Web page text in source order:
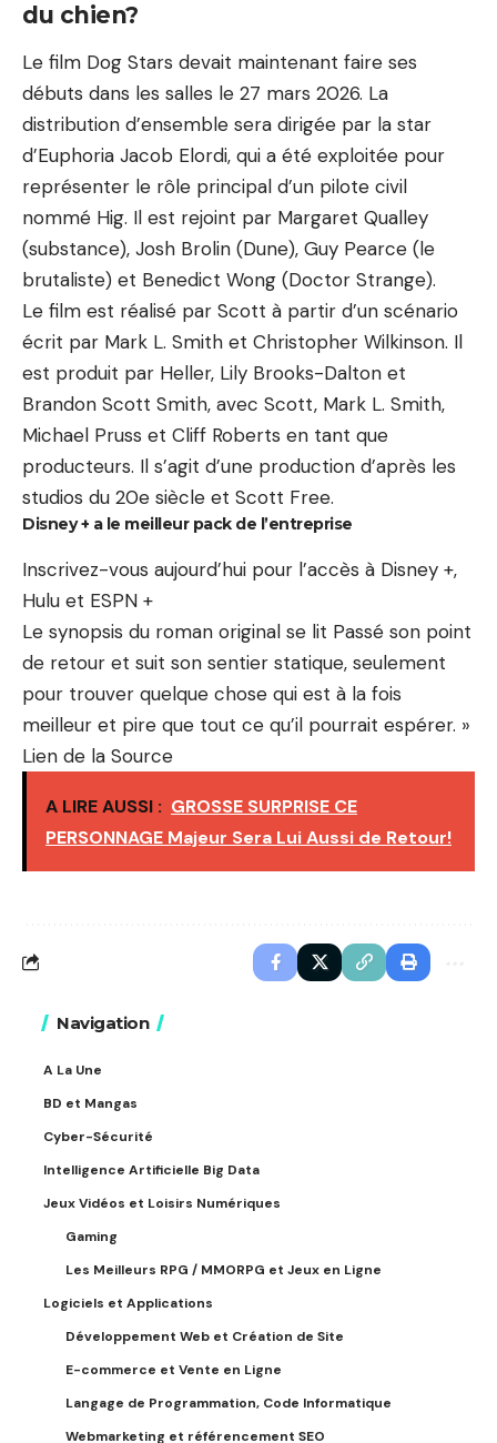
du chien?
Le film Dog Stars devait maintenant faire ses
débuts dans les salles le 27 mars 2026. La
distribution d’ensemble sera dirigée par la star
d’Euphoria Jacob Elordi, qui a été exploitée pour
représenter le rôle principal d’un pilote civil
nommé Hig. Il est rejoint par Margaret Qualley
(substance), Josh Brolin (Dune), Guy Pearce (le
brutaliste) et Benedict Wong (Doctor Strange).
Le film est réalisé par Scott à partir d’un scénario
écrit par Mark L. Smith et Christopher Wilkinson. Il
est produit par Heller, Lily Brooks-Dalton et
Brandon Scott Smith, avec Scott, Mark L. Smith,
Michael Pruss et Cliff Roberts en tant que
producteurs. Il s’agit d’une production d’après les
studios du 20e siècle et Scott Free.
Disney + a le meilleur pack de l’entreprise
Inscrivez-vous aujourd’hui pour l’accès à Disney +,
Hulu et ESPN +
Le synopsis du roman original se lit Passé son point
de retour et suit son sentier statique, seulement
pour trouver quelque chose qui est à la fois
meilleur et pire que tout ce qu’il pourrait espérer. »
Lien de la Source
A LIRE AUSSI : GROSSE SURPRISE CE
PERSONNAGE Majeur Sera Lui Aussi de Retour!
Navigation
A La Une
BD et Mangas
Cyber-Sécurité
Intelligence Artificielle Big Data
Jeux Vidéos et Loisirs Numériques
Gaming
Les Meilleurs RPG / MMORPG et Jeux en Ligne
Logiciels et Applications
Développement Web et Création de Site
E-commerce et Vente en Ligne
Langage de Programmation, Code Informatique
Webmarketing et référencement SEO